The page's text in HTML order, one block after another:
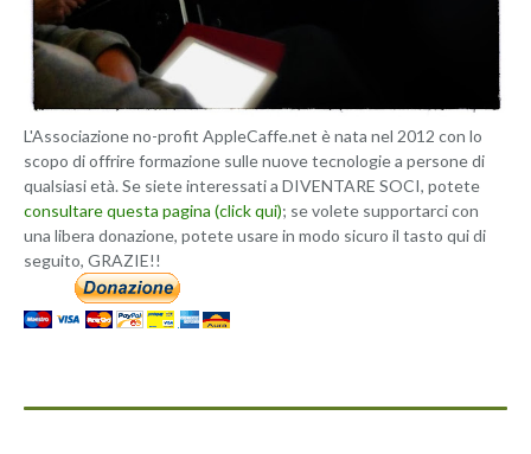
L'Associazione no-profit AppleCaffe.net è nata nel 2012 con lo
scopo di offrire formazione sulle nuove tecnologie a persone di
qualsiasi età. Se siete interessati a DIVENTARE SOCI, potete
consultare questa pagina (click qui); se volete supportarci con
una libera donazione, potete usare in modo sicuro il tasto qui di
seguito, GRAZIE!!